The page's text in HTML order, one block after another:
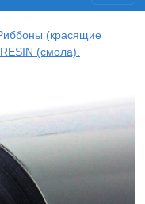
(красящие
(смола).